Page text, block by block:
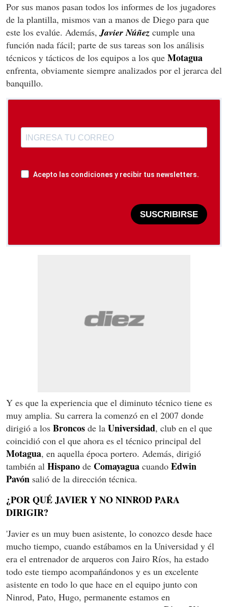
Por sus manos pasan todos los informes de los jugadores
de la plantilla, mismos van a manos de Diego para que
este los evalúe. Además,Javier Núñez cumple una
función nada fácil; parte de sus tareas son los análisis
técnicos y tácticos de los equipos a los que Motagua
enfrenta, obviamente siempre analizados por el jerarca del
banquillo.
Acepto las condiciones y recibir tus newsletters.
SUSCRIBIRSE
Y es que la experiencia que el diminuto técnico tiene es
muy amplia. Su carrera la comenzó en el 2007 donde
dirigió a los Broncos de la Universidad, club en el que
coincidió con el que ahora es el técnico principal del
Motagua, en aquella época portero. Además, dirigió
también al Hispano de Comayagua cuando Edwin
Pavón salió de la dirección técnica.
¿POR QUÉ JAVIER Y NO NINROD PARA
DIRIGIR?
'Javier es un muy buen asistente, lo conozco desde hace
mucho tiempo, cuando estábamos en la Universidad y él
era el entrenador de arqueros con Jairo Ríos, ha estado
todo este tiempo acompañándonos y es un excelente
asistente en todo lo que hace en el equipo junto con
Ninrod, Pato, Hugo, permanente estamos en